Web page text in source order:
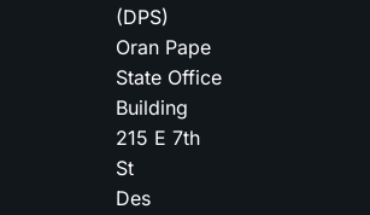
(DPS)
Oran Pape
State Office
Building
215 E 7th
St
Des